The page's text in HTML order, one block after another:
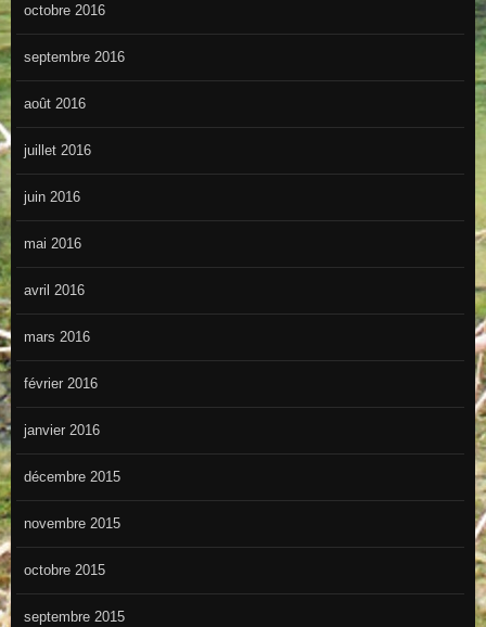
octobre 2016
septembre 2016
août 2016
juillet 2016
juin 2016
mai 2016
avril 2016
mars 2016
février 2016
janvier 2016
décembre 2015
novembre 2015
octobre 2015
septembre 2015